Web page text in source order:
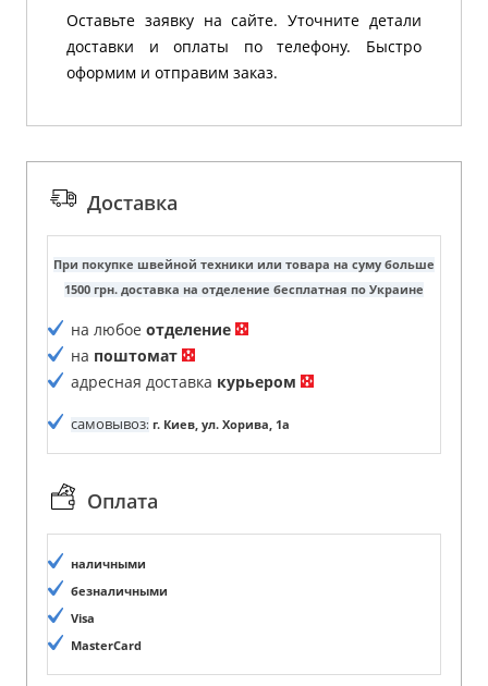
Оставьте заявку на сайте. Уточните детали
доставки и оплаты по телефону. Быстро
оформим и отправим заказ.
Доставка
При покупке швейной техники или товара на суму больше
1500 грн. доставка на отделение бесплатная по Украине
на любое отделение
на поштомат
адресная доставка курьером
самовывоз: г. Киев, ул. Хорива, 1а
Оплата
наличными
безналичными
Visa
MasterCard